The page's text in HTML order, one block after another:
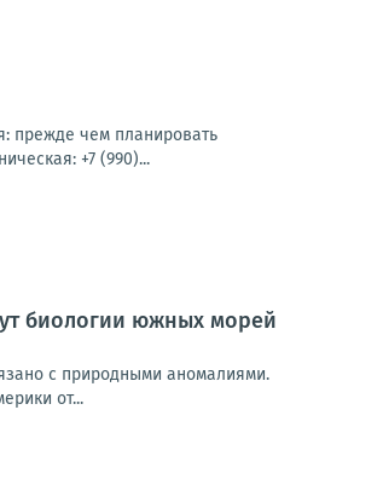
прежде чем планировать
+7 (990)...
биологии южных морей
с природными аномалиями.
от...